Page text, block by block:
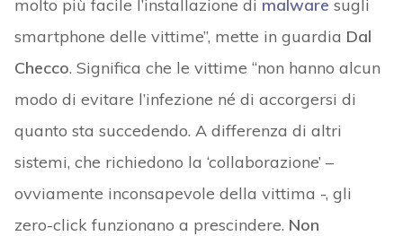
molto più facile l’installazione di malware sugli
smartphone delle vittime”, mette in guardia Dal
Checco. Significa che le vittime “non hanno alcun
modo di evitare l’infezione né di accorgersi di
quanto sta succedendo. A differenza di altri
sistemi, che richiedono la ‘collaborazione’ –
ovviamente inconsapevole della vittima -, gli
zero-click funzionano a prescindere. Non